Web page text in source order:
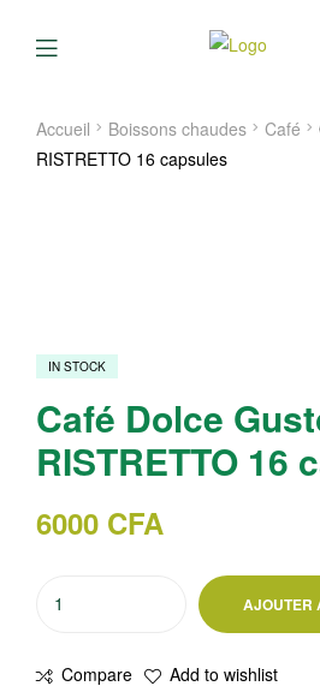
Menu
Accueil Boissons chaudes Café
RISTRETTO 16 capsules
IN STOCK
Café Dolce
RISTRETTO 16
6000 CFA
Dolce
AJOUTER
Compare Add to wishlist